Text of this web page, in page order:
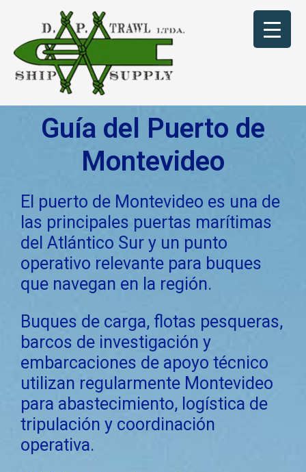
content
Guía del Puerto de
Montevideo
El puerto de Montevideo es una de
las principales puertas marítimas
del Atlántico Sur y un punto
operativo relevante para buques
que navegan en la región.
Buques de carga, flotas pesqueras,
barcos de investigación y
embarcaciones de apoyo técnico
utilizan regularmente Montevideo
para abastecimiento, logística de
tripulación y coordinación
operativa.